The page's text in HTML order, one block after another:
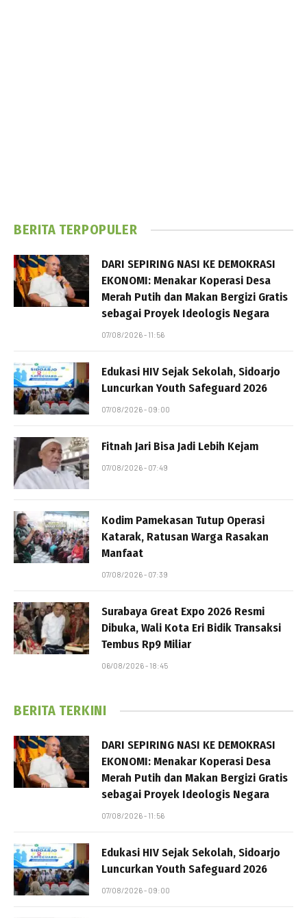
BERITA TERPOPULER
DARI SEPIRING NASI KE DEMOKRASI
EKONOMI: Menakar Koperasi Desa
Merah Putih dan Makan Bergizi Gratis
sebagai Proyek Ideologis Negara
07/08/2026 - 11:56
Edukasi HIV Sejak Sekolah, Sidoarjo
Luncurkan Youth Safeguard 2026
07/08/2026 - 09:00
Fitnah Jari Bisa Jadi Lebih Kejam
07/08/2026 - 07:49
Kodim Pamekasan Tutup Operasi
Katarak, Ratusan Warga Rasakan
Manfaat
07/08/2026 - 07:39
Surabaya Great Expo 2026 Resmi
Dibuka, Wali Kota Eri Bidik Transaksi
Tembus Rp9 Miliar
06/08/2026 - 18:45
BERITA TERKINI
DARI SEPIRING NASI KE DEMOKRASI
EKONOMI: Menakar Koperasi Desa
Merah Putih dan Makan Bergizi Gratis
sebagai Proyek Ideologis Negara
07/08/2026 - 11:56
Edukasi HIV Sejak Sekolah, Sidoarjo
Luncurkan Youth Safeguard 2026
07/08/2026 - 09:00